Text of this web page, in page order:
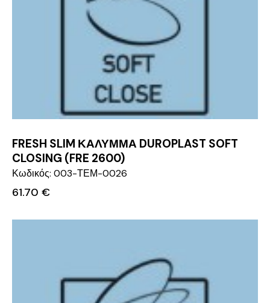
FRESH SLIM ΚΑΛΥΜΜΑ DUROPLAST SOFT
CLOSING (FRE 2600)
Κωδικός: 003-ΤΕΜ-0026
61.70 €